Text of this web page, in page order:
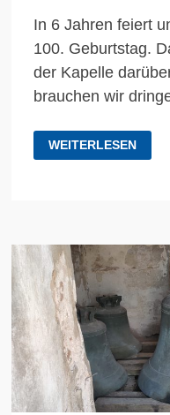
In 6 Jahren feiert
100. Geburtstag.
der Kapelle
brauchen wir
ABSTIMMUNG
–
VR
WEITERLESEN